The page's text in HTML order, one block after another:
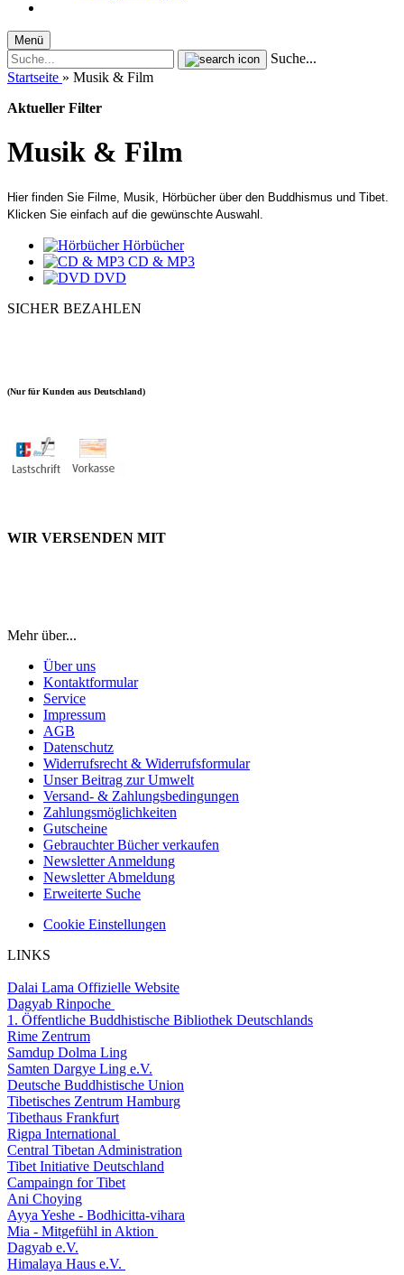
Menü
Suche...
Startseite » Musik & Film
Aktueller Filter
Musik & Film
Hier finden Sie Filme, Musik, Hörbücher über den Buddhismus und Tibet.
Klicken Sie einfach auf die gewünschte Auswahl.
Hörbücher
CD & MP3
DVD
SICHER BEZAHLEN
(Nur für Kunden aus Deutschland)
WIR VERSENDEN MIT
Mehr über...
Über uns
Kontaktformular
Service
Impressum
AGB
Datenschutz
Widerrufsrecht & Widerrufsformular
Unser Beitrag zur Umwelt
Versand- & Zahlungsbedingungen
Zahlungsmöglichkeiten
Gutscheine
Gebrauchter Bücher verkaufen
Newsletter Anmeldung
Newsletter Abmeldung
Erweiterte Suche
Cookie Einstellungen
LINKS
Dalai Lama Offizielle Website
Dagyab Rinpoche
1. Öffentliche Buddhistische Bibliothek Deutschlands
Rime Zentrum
Samdup Dolma Ling
Samten Dargye Ling e.V.
Deutsche Buddhistische Union
Tibetisches Zentrum Hamburg
Tibethaus Frankfurt
Rigpa International
Central Tibetan Administration
Tibet Initiative Deutschland
Campaingn for Tibet
Ani Choying
Ayya Yeshe - Bodhicitta-vihara
Mia - Mitgefühl in Aktion
Dagyab e.V.
Himalaya Haus e.V.